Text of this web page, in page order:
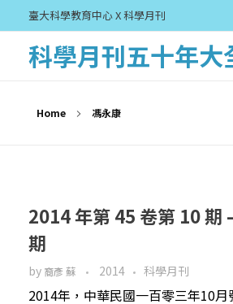
臺大科學教育中心 X 科學月刊
科學月刊五十年大
Home 馮永康
2014 年第 45 卷第 10 期
期
by 裔彥 蘇 2014 科學月刊
2014年，中華民國一百零三年10月